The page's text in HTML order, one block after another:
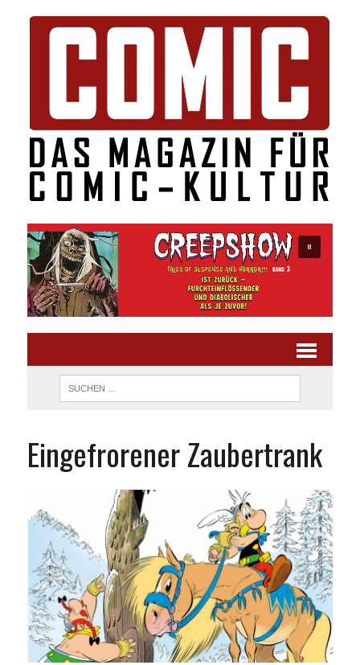
Eingefrorener Zaubertrank